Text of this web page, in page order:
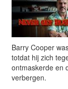
Barry Cooper
totdat hij zich
ontmaskerde en
verbergen.